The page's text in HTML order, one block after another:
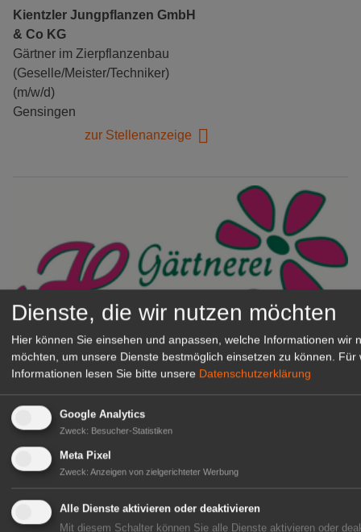
Kientzler Jungpflanzen GmbH
& Co KG
Gärtner im Zierpflanzenbau
(Geselle/Meister/Techniker)
(m/w/d)
Gensingen
zur Stellenanzeige
Gärtnerei Hanns
Mitarbeiter (m/w/d) für unsere
Logistikhalle
Herongen
GABOT Immobilienangebote
Dienste, die wir nutzen möchten
Hier können Sie einsehen und anpassen, welche Informationen wir
möchten, um unsere Dienste bestmöglich einsetzen zu können. Für
Informationen lesen Sie bitte unsere Datenschutzerklärung
Google Analytics
Zweck: Besucher-Statistiken
Meta Pixel
Zweck: Anzeigen von zielgerichteter Werbung
Alle Dienste aktivieren oder deaktivieren
Mit diesem Schalter können Sie alle Dienste aktivieren oder